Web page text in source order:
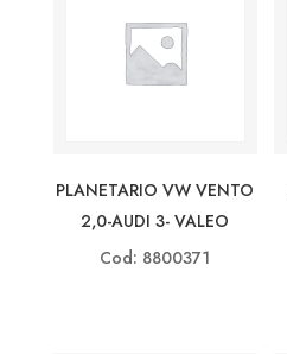
PLANETARIO VW VENTO
2,0-AUDI 3- VALEO
Cod: 8800371